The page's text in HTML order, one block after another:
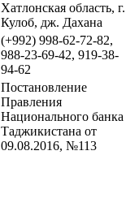
Хатлонская область, г.
Кулоб, дж. Дахана
(+992) 998-62-72-82,
988-23-69-42, 919-38-
94-62
Постановление
Правления
Национального банка
Таджикистана от
09.08.2016, №113